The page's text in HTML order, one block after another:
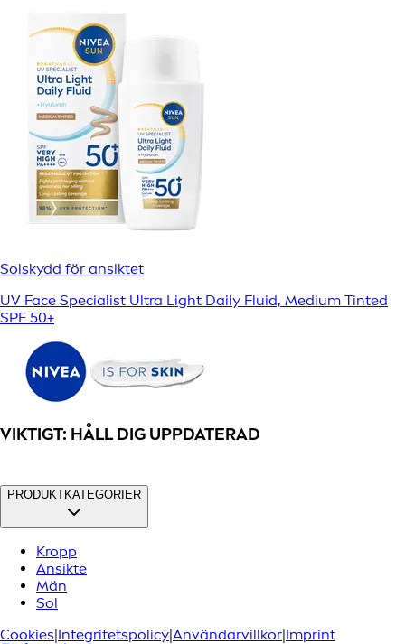
Solskydd för ansiktet
UV Face Specialist Ultra Light Daily Fluid, Medium Tinted
SPF 50+
VIKTIGT: HÅLL DIG UPPDATERAD
PRODUKTKATEGORIER
Kropp
Ansikte
Män
Sol
Cookies|Integritetspolicy|Användarvillkor|Imprint